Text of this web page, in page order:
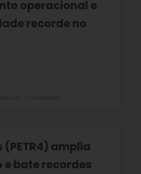
operacional e
recorde no
amplia
bate recordes